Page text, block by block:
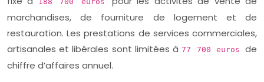
marchandises, de fourniture de logement et de
restauration. Les prestations de services commerciales,
artisanales et libérales sont limitées à77 700 eurosde
chiffre d’affaires annuel.